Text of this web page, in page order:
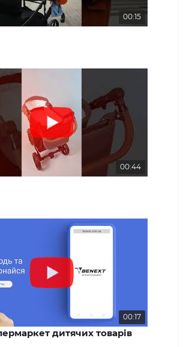
00:15
00:44
00:17
дитячих товарів